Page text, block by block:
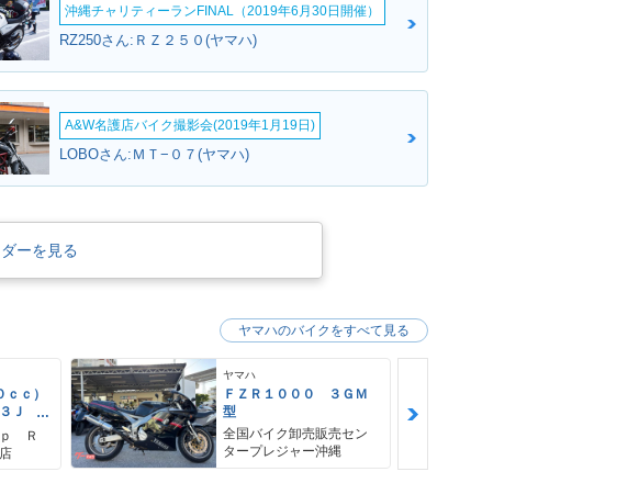
沖縄チャリティーランFINAL（2019年6月30日開催）
RZ250さん:ＲＺ２５０(ヤマハ)
A&W名護店バイク撮影会(2019年1月19日)
LOBOさん:ＭＴ−０７(ヤマハ)
ーを見る
ｃ）
３Ｊ
タイ
Ｒ
ヤマハ
ＦＺＲ１０００ ３ＧＭ
型
全国バイク卸売販売セン
タープレジャー沖縄
ヤマハのバイクをすべて見る